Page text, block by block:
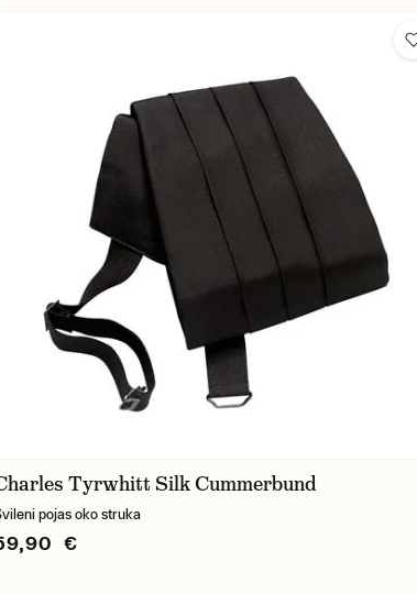
Tyrwhitt Silk Cummerbund
pojas oko struka
€